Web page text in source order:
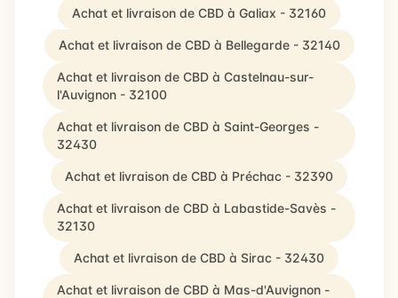
Achat et livraison de CBD à Galiax - 32160
Achat et livraison de CBD à Bellegarde - 32140
Achat et livraison de CBD à Castelnau-sur-
l'Auvignon - 32100
Achat et livraison de CBD à Saint-Georges -
32430
Achat et livraison de CBD à Préchac - 32390
Achat et livraison de CBD à Labastide-Savès -
32130
Achat et livraison de CBD à Sirac - 32430
Achat et livraison de CBD à Mas-d'Auvignon -